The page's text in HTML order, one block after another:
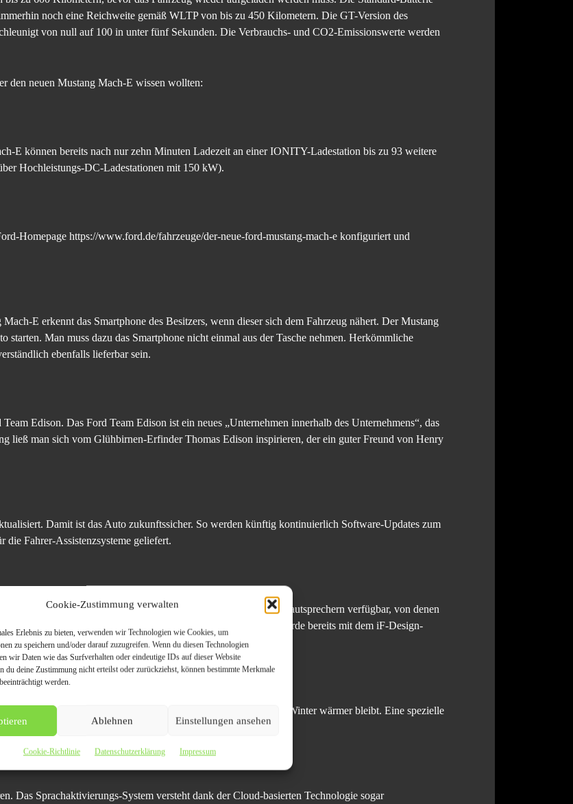
Cookie-Zustimmung verwalten
Erlebnis zu bieten, verwenden wir Technologien wie Cookies, um
zu speichern und/oder darauf zuzugreifen. Wenn du diesen Technologien
wir Daten wie das Surfverhalten oder eindeutige IDs auf dieser Website
du deine Zustimmung nicht erteilst oder zurückziehst, können bestimmte Merkmale
werden.
Ablehnen Einstellungen ansehen
Cookie-Richtlinie Datenschutzerklärung Impressum
noch eine Reichweite gemäß WLTP von bis zu 450 Kilometern. Die GT-Version des
von null auf 100 in unter fünf Sekunden. Die Verbrauchs- und CO2-Emissionswerte werden
den neuen Mustang Mach-E wissen wollten:
E können bereits nach nur zehn Minuten Ladezeit an einer IONITY-Ladestation bis zu 93 weitere
Hochleistungs-DC-Ladestationen mit 150 kW).
Homepage https://www.ford.de/fahrzeuge/der-neue-ford-mustang-mach-e konfiguriert und
E erkennt das Smartphone des Besitzers, wenn dieser sich dem Fahrzeug nähert. Der Mustang
starten. Man muss dazu das Smartphone nicht einmal aus der Tasche nehmen. Herkömmliche
ebenfalls lieferbar sein.
Edison. Das Ford Team Edison ist ein neues „Unternehmen innerhalb des Unternehmens“, das
ließ man sich vom Glühbirnen-Erfinder Thomas Edison inspirieren, der ein guter Freund von Henry
Damit ist das Auto zukunftssicher. So werden künftig kontinuierlich Software-Updates zum
die Fahrer-Assistenzsysteme geliefert.
Mach-E ist optional ein B&O-Premium-Soundsystem mit zehn Lautsprechern verfügbar, von denen
in den Instrumententräger integriert wurden. Dieses Design wurde bereits mit dem iF-Design-
Infrarotschutz, damit der Innenraum im Sommer kühler und im Winter wärmer bleibt. Eine spezielle
Das Sprachaktivierungs-System versteht dank der Cloud-basierten Technologie sogar